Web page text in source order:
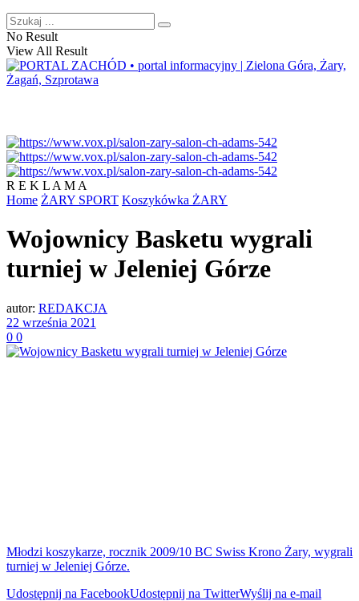
No Result
View All Result
R E K L A M A
Home ŻARY SPORT Koszykówka ŻARY
Wojownicy Basketu wygrali
turniej w Jeleniej Górze
autor: REDAKCJA
22 września 2021
0 0
Młodzi koszykarze, rocznik 2009/10 BC Swiss Krono Żary, wygrali
turniej w Jeleniej Górze.
Udostępnij na FacebookUdostępnij na TwitterWyślij na e-mail